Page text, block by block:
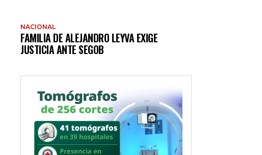
NACIONAL
FAMILIA DE ALEJANDRO LEYVA EXIGE
JUSTICIA ANTE SEGOB